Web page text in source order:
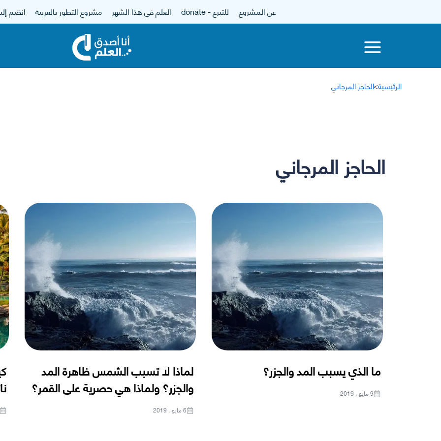
عن المشروع للتبرع - donate العلم في هذا الشهر مشروع التطور بالعربية انضم
الرئيسية>الحاجز المرجاني
الحاجز المرجاني
ما الذي يسبب المد والجزر؟
9 مايو ، 2019
لماذا لا تسبب الشمس ظاهرة المد
والجزر؟ ولماذا هي حصرية على القمر؟
6 مايو ، 2019